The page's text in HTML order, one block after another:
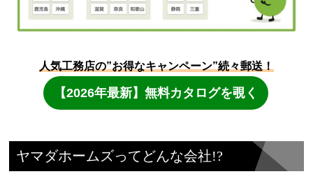
ヤマダホームズってどんな会社!?